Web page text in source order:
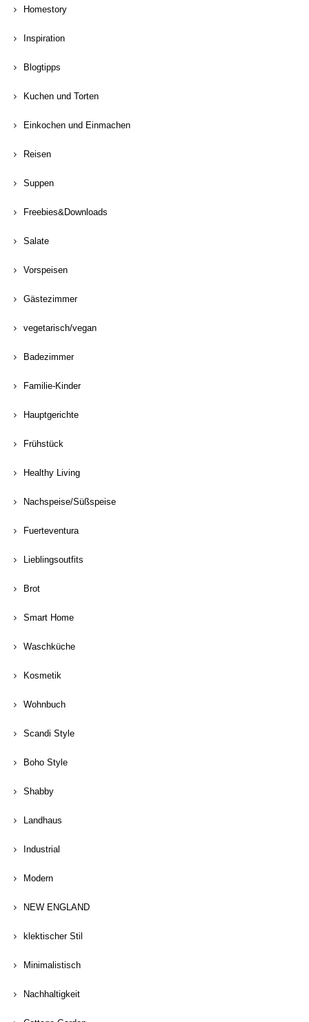
Homestory
Inspiration
Blogtipps
Kuchen und Torten
Einkochen und Einmachen
Reisen
Suppen
Freebies&Downloads
Salate
Vorspeisen
Gästezimmer
vegetarisch/vegan
Badezimmer
Familie-Kinder
Hauptgerichte
Frühstück
Healthy Living
Nachspeise/Süßspeise
Fuerteventura
Lieblingsoutfits
Brot
Smart Home
Waschküche
Kosmetik
Wohnbuch
Scandi Style
Boho Style
Shabby
Landhaus
Industrial
Modern
NEW ENGLAND
klektischer Stil
Minimalistisch
Nachhaltigkeit